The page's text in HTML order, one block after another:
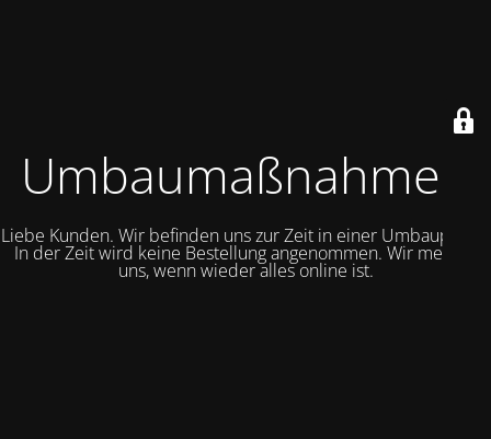
Umbaumaßnahmen
Liebe Kunden. Wir befinden uns zur Zeit in einer Umbauphase.
In der Zeit wird keine Bestellung angenommen. Wir melden
uns, wenn wieder alles online ist.